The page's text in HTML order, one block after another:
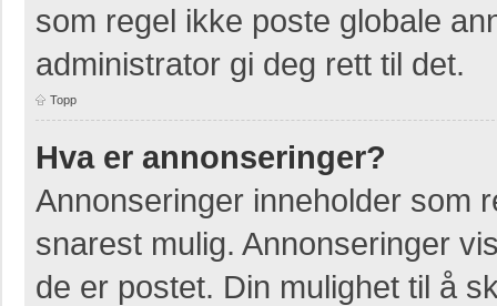
som regel ikke poste globale
administrator gi deg rett til det.
Topp
Hva er annonseringer?
Annonseringer inneholder som
snarest mulig. Annonseringer
de er postet. Din mulighet til å